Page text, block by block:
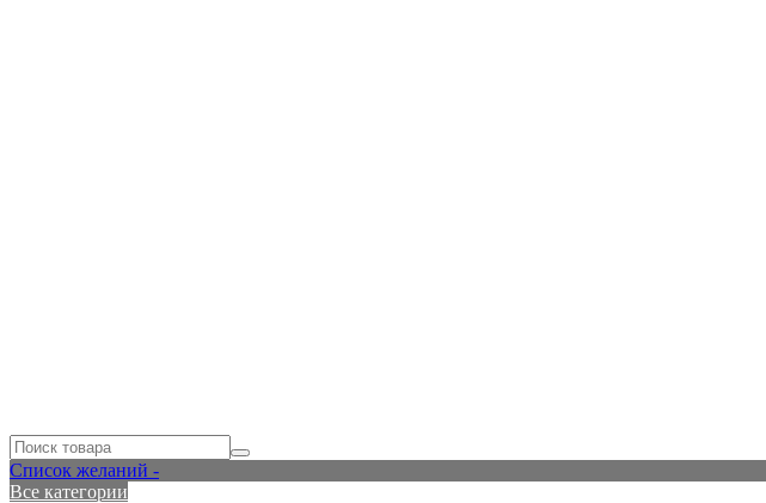
Список желаний -
Все категории